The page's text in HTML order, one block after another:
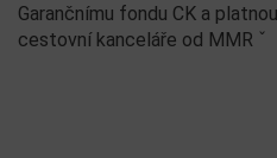
Garančnímu fondu CK a
cestovní kanceláře od MMR ˇ